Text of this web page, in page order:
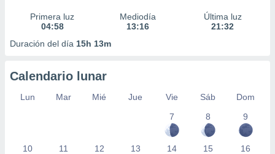
Primera luz
04:58
Mediodía
13:16
Última luz
21:32
Duración del día 15h 13m
Calendario lunar
Lun Mar Mié Jue Vie Sáb
Dom
7
8 9
10 11 12 13 14 15 16